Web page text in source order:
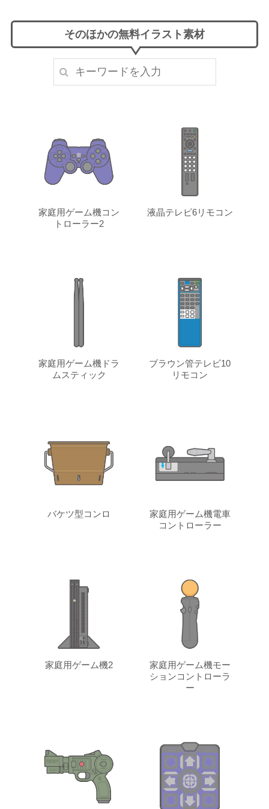
そのほかの無料イラスト素材
家庭用ゲーム機コン
トローラー2
液晶テレビ6リモコン
家庭用ゲーム機ドラ
ムスティック
ブラウン管テレビ10
リモコン
バケツ型コンロ
家庭用ゲーム機電車
コントローラー
家庭用ゲーム機2
家庭用ゲーム機モー
ションコントローラ
ー